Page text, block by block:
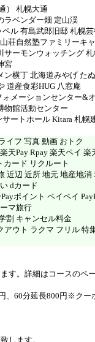
） 札幌大通
ラベンダー畑 定山渓
ル 有島武郎旧邸 札幌
荘自然塾ファミリーキ
サーモンウォッチング
宮
ン横丁 北海道みやげ た
道産食彩HUG 八窓庵
メーションセンター&
物館活動センター
ートホール Kitara 札幌
イフ 写真 動画 おトク
天Pay Rpay 楽天ペイ 楽
ード リクルート
近辺 近所 地元 地産地
dカード
ポイント ペイペイ
マ旅行
割 キャンセル料金
ウト ラクマ フリル 特
す。詳細はコースのペ
、60分延長800円※クー
します。